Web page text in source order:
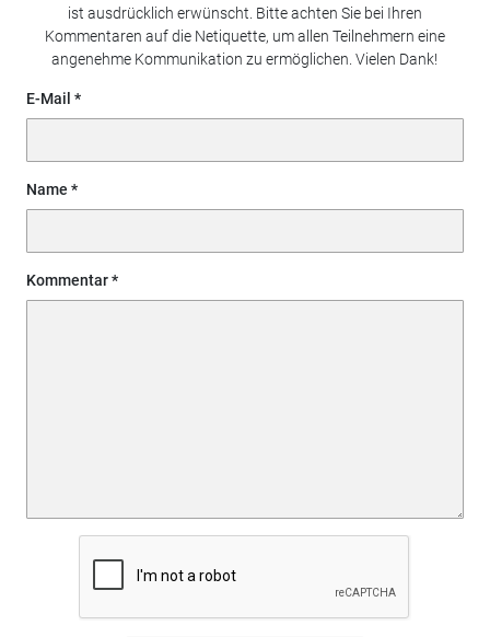
ist ausdrücklich erwünscht. Bitte achten Sie bei Ihren
Kommentaren auf die Netiquette, um allen Teilnehmern eine
angenehme Kommunikation zu ermöglichen. Vielen Dank!
E-Mail
Name
Kommentar